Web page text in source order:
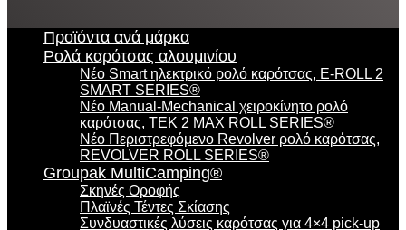
Προϊόντα ανά μάρκα
Ρολά καρότσας αλουμινίου
Νέο Smart ηλεκτρικό ρολό καρότσας, E-ROLL 2
SMART SERIES®
Νέο Manual-Mechanical χειροκίνητο ρολό
καρότσας, TEK 2 MAX ROLL SERIES®
Νέο Περιστρεφόμενο Revolver ρολό καρότσας,
REVOLVER ROLL SERIES®
Groupak MultiCamping®
Σκηνές Οροφής
Πλαϊνές Τέντες Σκίασης
Συνδυαστικές λύσεις καρότσας για 4×4 pick-up